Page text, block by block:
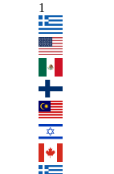
1